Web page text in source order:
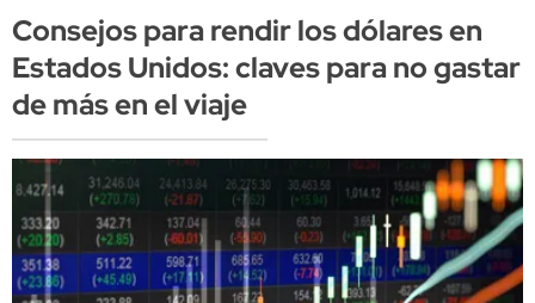
Consejos para rendir los dólares en
Estados Unidos: claves para no gastar
de más en el viaje